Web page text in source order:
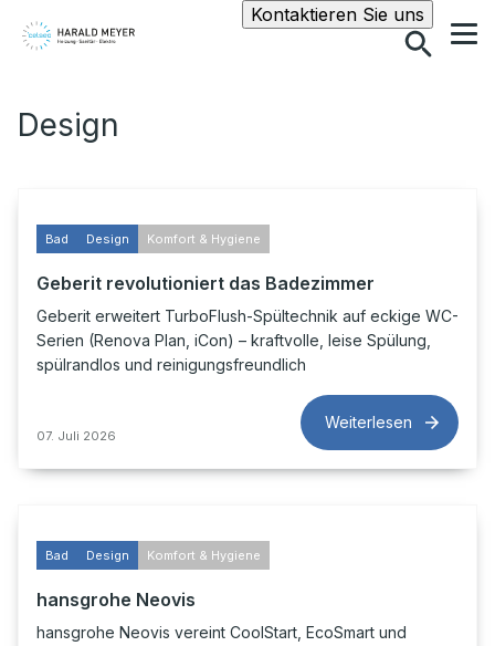
Kontaktieren Sie unsSuche
Design
Bad Design Komfort & Hygiene
Geberit revolutioniert das Badezimmer
Geberit erweitert TurboFlush-Spültechnik auf eckige WC-
Serien (Renova Plan, iCon) – kraftvolle, leise Spülung,
spülrandlos und reinigungsfreundlich
07. Juli 2026
Weiterlesen
Bad Design Komfort & Hygiene
hansgrohe Neovis
hansgrohe Neovis vereint CoolStart, EcoSmart und